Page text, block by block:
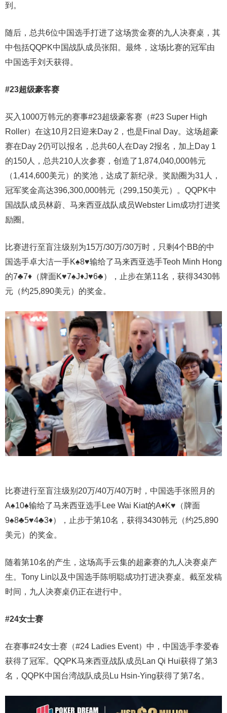
到。
随后，总共6位中国选手打进了这场赏金赛的九人决赛桌，其
中包括QQPK中国战队成员张阳。最终，这场比赛的冠军由
中国选手刘天获得。
#23超级豪客赛
买入1000万韩元的赛事#23超级豪客赛（#23 Super High
Roller）在这10月2日迎来Day 2，也是Final Day。这场超豪
赛在Day 2仍可以报名，总共60人在Day 2报名，加上Day 1
的150人，总共210人次参赛，创造了1,874,040,000韩元
（1,414,600美元）的奖池，达成了新纪录。奖励圈为31人，
冠军奖金高达396,300,000韩元（299,150美元）。QQPK中
国战队成员林蔚、马来西亚战队成员Webster Lim成功打进奖
励圈。
比赛进行至盲注级别为15万/30万/30万时，只剩4个BB的中
国选手卓大洁一手K♠8♥输给了马来西亚选手Teoh Minh Hong
的7♣7♦（牌面K♥7♠J♦J♥6♣），止步在第11名，获得3430韩
元（约25,890美元）的奖金。
比赛进行至盲注级别20万/40万/40万时，中国选手张照月的
A♠10♠输给了马来西亚选手Lee Wai Kiat的A♦K♥（牌面
9♠8♣5♥4♣3♦），止步于第10名，获得3430韩元（约25,890
美元）的奖金。
随着第10名的产生，这场高手云集的超豪赛的九人决赛桌产
生。Tony Lin以及中国选手陈明聪成功打进决赛桌。截至发稿
时间，九人决赛桌仍正在进行中。
#24女士赛
在赛事#24女士赛（#24 Ladies Event）中，中国选手李爱春
获得了冠军。QQPK马来西亚战队成员Lan Qi Hui获得了第3
名，QQPK中国台湾战队成员Lu Hsin-Ying获得了第7名。